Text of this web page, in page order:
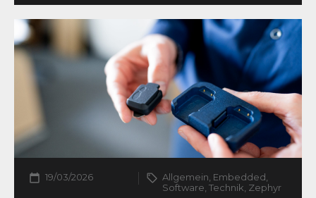
19/03/2026
Allgemein, Embedded,
Software, Technik, Zephyr